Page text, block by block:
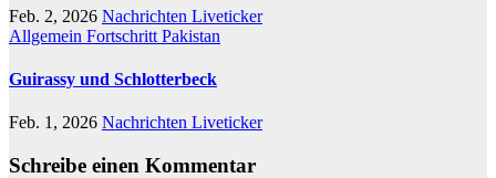
Feb. 2, 2026 Nachrichten Liveticker
Allgemein Fortschritt Pakistan
Guirassy und Schlotterbeck
Feb. 1, 2026 Nachrichten Liveticker
Schreibe einen Kommentar